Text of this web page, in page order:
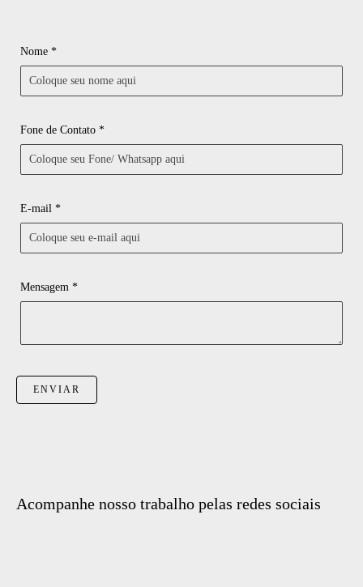
Nome *
Fone de Contato *
E-mail *
Mensagem *
ENVIAR
Acompanhe nosso trabalho pelas redes sociais